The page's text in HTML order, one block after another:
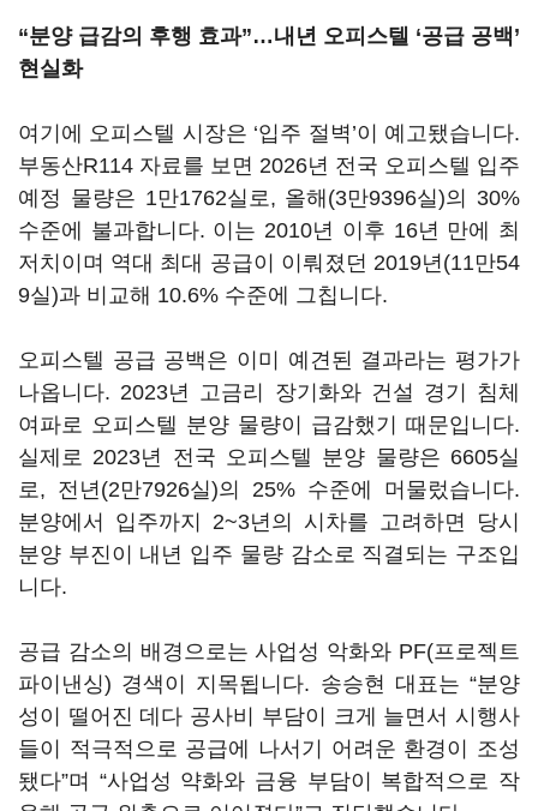
“분양 급감의 후행 효과”…내년 오피스텔 ‘공급 공백’
현실화
여기에 오피스텔 시장은 ‘입주 절벽’이 예고됐습니다.
부동산R114 자료를 보면 2026년 전국 오피스텔 입주
예정 물량은 1만1762실로, 올해(3만9396실)의 30%
수준에 불과합니다. 이는 2010년 이후 16년 만에 최
저치이며 역대 최대 공급이 이뤄졌던 2019년(11만54
9실)과 비교해 10.6% 수준에 그칩니다.
오피스텔 공급 공백은 이미 예견된 결과라는 평가가
나옵니다. 2023년 고금리 장기화와 건설 경기 침체
여파로 오피스텔 분양 물량이 급감했기 때문입니다.
실제로 2023년 전국 오피스텔 분양 물량은 6605실
로, 전년(2만7926실)의 25% 수준에 머물렀습니다.
분양에서 입주까지 2~3년의 시차를 고려하면 당시
분양 부진이 내년 입주 물량 감소로 직결되는 구조입
니다.
공급 감소의 배경으로는 사업성 악화와 PF(프로젝트
파이낸싱) 경색이 지목됩니다. 송승현 대표는 “분양
성이 떨어진 데다 공사비 부담이 크게 늘면서 시행사
들이 적극적으로 공급에 나서기 어려운 환경이 조성
됐다”며 “사업성 약화와 금융 부담이 복합적으로 작